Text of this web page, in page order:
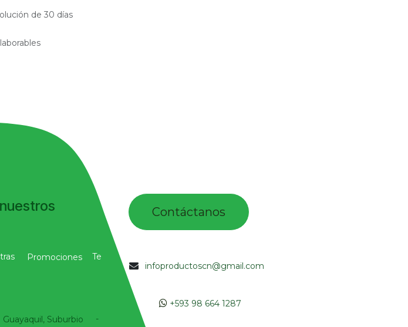
de 30 días
Guayaquil, Suburbio -
Promociones Te
infoproductoscn@gmail.com
+593 98 664 1287
Contác​tano​​​s​​​​​